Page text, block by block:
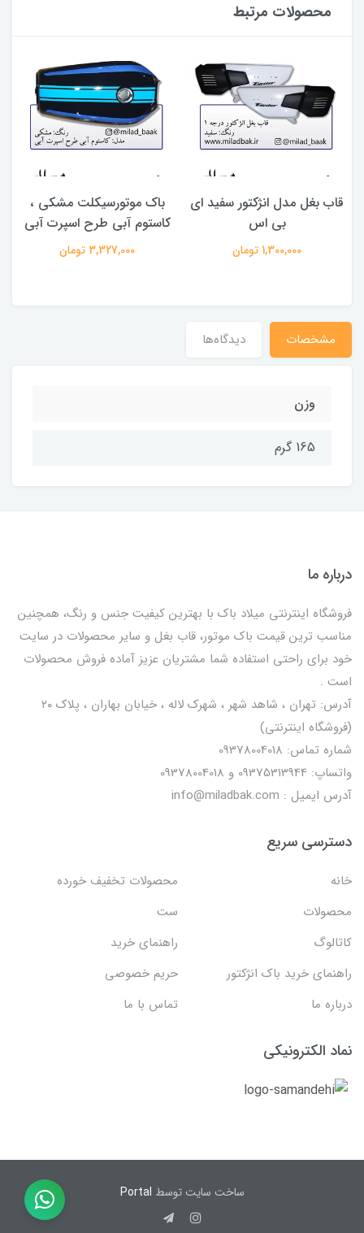
محصولات مرتبط
قاب بغل مدل انژکتور سفید ای
بی اس
1,300,000 تومان
باک موتورسیکلت مشکی ،
کاستوم آبی طرح اسپرت آبی
3,327,000 تومان
مشخصات دیدگاه‌ها
وزن
165 گرم
درباره ما
فروشگاه اینترنتی میلاد باک با بهترین کیفیت جنس و رنگ، همچنین
مناسب ترین قیمت باک موتور، قاب بغل و سایر محصولات در سایت
خود برای راحتی استفاده شما مشتریان عزیز آماده فروش محصولات
است .
آدرس: تهران ، شاهد شهر ، شهرک لاله ، خیابان بهاران ، پلاک ۲۰
(فروشگاه اینترنتی)
شماره تماس: 09378004018
واتساپ: 09375313944 و 09378004018
آدرس ایمیل : info@miladbak.com
دسترسی سریع
خانه
محصولات تخفیف خورده
محصولات
ست
کاتالوگ
راهنمای خرید
راهنمای خرید باک انژکتور
حریم خصوصی
درباره ما
تماس با ما
نماد الکترونیکی
ساخت سایت توسط Portal